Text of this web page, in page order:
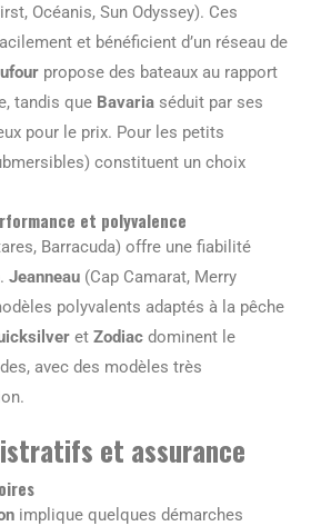
Océanis, Sun Odyssey). Ces
et bénéficient d’un réseau de
propose des bateaux au rapport
tandis que Bavaria séduit par ses
pour le prix. Pour les petits
constituent un choix
et polyvalence
Barracuda) offre une fiabilité
Jeanneau (Cap Camarat, Merry
polyvalents adaptés à la pêche
et Zodiac dominent le
avec des modèles très
et assurance
implique quelques démarches